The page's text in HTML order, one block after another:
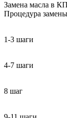
Замена масла в
Процедура
1-3 шаги
4-7 шаги
8 шаг